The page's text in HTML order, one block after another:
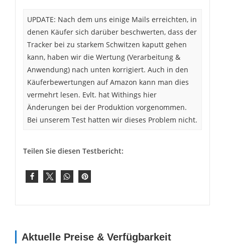
UPDATE: Nach dem uns einige Mails erreichten, in
denen Käufer sich darüber beschwerten, dass der
Tracker bei zu starkem Schwitzen kaputt gehen
kann, haben wir die Wertung (Verarbeitung &
Anwendung) nach unten korrigiert. Auch in den
Käuferbewertungen auf Amazon kann man dies
vermehrt lesen. Evlt. hat Withings hier
Änderungen bei der Produktion vorgenommen.
Bei unserem Test hatten wir dieses Problem nicht.
Teilen Sie diesen Testbericht:
Aktuelle Preise & Verfügbarkeit